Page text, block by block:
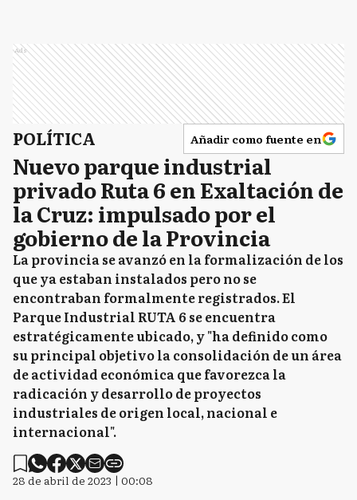
Ads
POLÍTICA Añadir como fuente en
Nuevo parque industrial
privado Ruta 6 en Exaltación de
la Cruz: impulsado por el
gobierno de la Provincia
La provincia se avanzó en la formalización de los
que ya estaban instalados pero no se
encontraban formalmente registrados. El
Parque Industrial RUTA 6 se encuentra
estratégicamente ubicado, y "ha definido como
su principal objetivo la consolidación de un área
de actividad económica que favorezca la
radicación y desarrollo de proyectos
industriales de origen local, nacional e
internacional".
28 de abril de 2023 | 00:08